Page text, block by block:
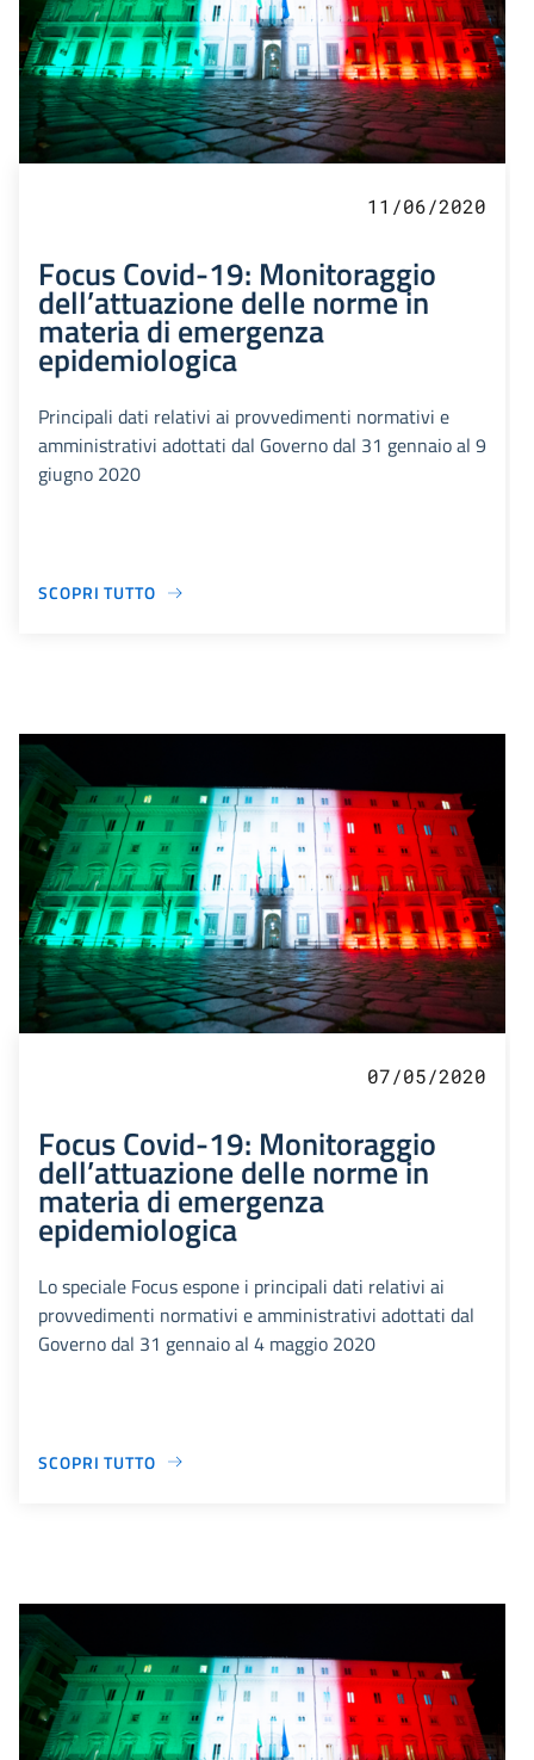
11/06/2020
Focus Covid-19: Monitoraggio
dell’attuazione delle norme in
materia di emergenza
epidemiologica
Principali dati relativi ai provvedimenti normativi e
amministrativi adottati dal Governo dal 31 gennaio al 9
giugno 2020
SCOPRI TUTTO
07/05/2020
Focus Covid-19: Monitoraggio
dell’attuazione delle norme in
materia di emergenza
epidemiologica
Lo speciale Focus espone i principali dati relativi ai
provvedimenti normativi e amministrativi adottati dal
Governo dal 31 gennaio al 4 maggio 2020
SCOPRI TUTTO